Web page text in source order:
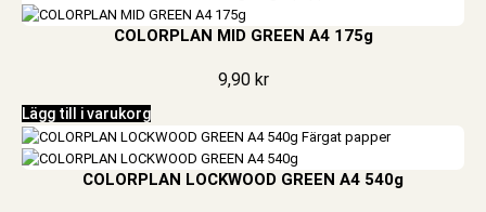
COLORPLAN MID GREEN A4 175g
9,90 kr
Lägg till i varukorg
COLORPLAN LOCKWOOD GREEN A4 540g